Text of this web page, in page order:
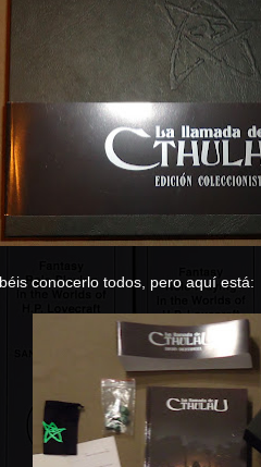
conocerlo todos, pero aquí está: